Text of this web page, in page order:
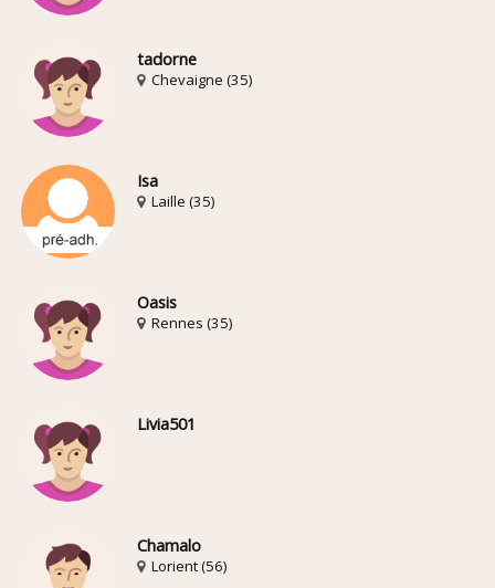
tadorne
Chevaigne (35)
Isa
Laille (35)
Oasis
Rennes (35)
Livia501
Chamalo
Lorient (56)